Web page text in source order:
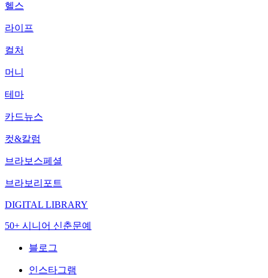
헬스
라이프
컬처
머니
테마
카드뉴스
컷&칼럼
브라보스페셜
브라보리포트
DIGITAL LIBRARY
50+ 시니어 신춘문예
블로그
인스타그램